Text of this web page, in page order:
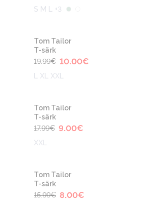
S M L +3
-50%
Tom Tailor
T-särk
19.99€ 10.00€
L XL XXL
-50%
Tom Tailor
T-särk
17.99€ 9.00€
XXL
-50%
Tom Tailor
T-särk
15.99€ 8.00€